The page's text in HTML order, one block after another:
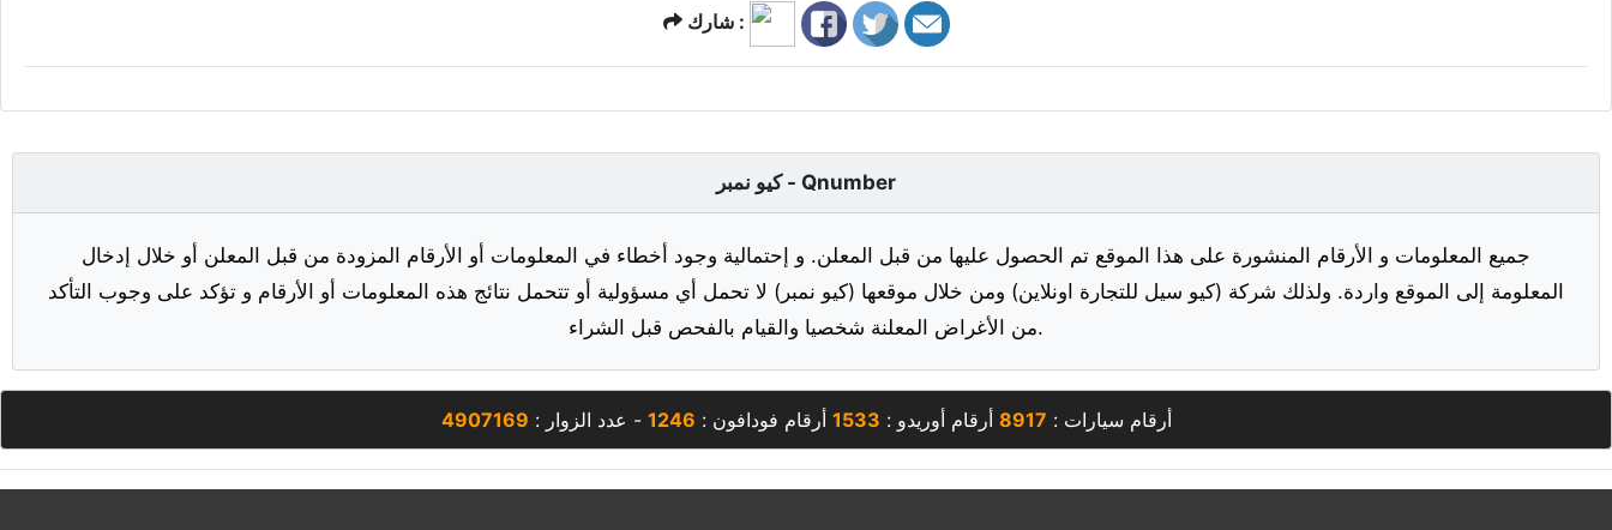
شارك :
كيو نمبر - Qnumber
جميع المعلومات و الأرقام المنشورة على هذا الموقع تم الحصول عليها من قبل المعلن. و إحتمالية وجود أخطاء في المعلومات أو الأرقام المزودة من قبل المعلن أو خلال إدخال
المعلومة إلى الموقع واردة. ولذلك شركة (كيو سيل للتجارة اونلاين) ومن خلال موقعها (كيو نمبر) لا تحمل أي مسؤولية أو تتحمل نتائج هذه المعلومات أو الأرقام و تؤكد على وجوب التأكد
من الأغراض المعلنة شخصيا والقيام بالفحص قبل الشراء.
أرقام سيارات : 8917 أرقام أوريدو : 1533 أرقام فودافون : 1246 - عدد الزوار : 4907169